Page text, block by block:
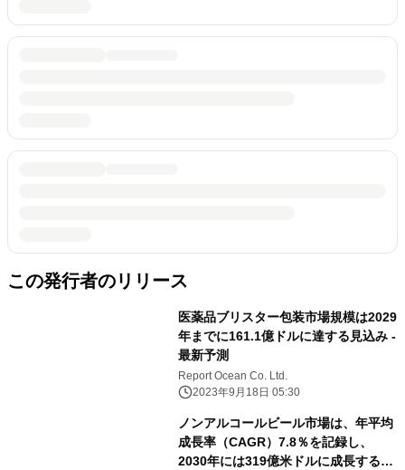
この発行者のリリース
医薬品ブリスター包装市場規模は2029
年までに161.1億ドルに達する見込み -
最新予測
Report Ocean Co. Ltd.
2023年9月18日 05:30
ノンアルコールビール市場は、年平均
成長率（CAGR）7.8％を記録し、
2030年には319億米ドルに成長すると